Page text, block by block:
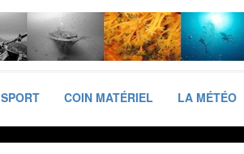
SPORT COIN MATÉRIEL LA MÉTÉO